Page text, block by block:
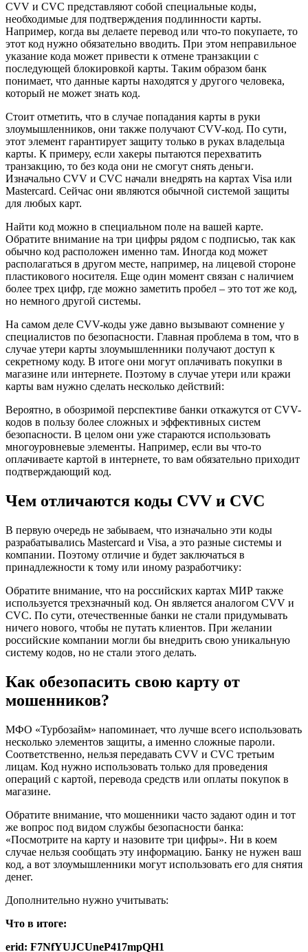
CVV и CVC представляют собой специальные коды,
необходимые для подтверждения подлинности карты.
Например, когда вы делаете перевод или что-то покупаете, то
этот код нужно обязательно вводить. При этом неправильное
указание кода может привести к отмене транзакции с
последующей блокировкой карты. Таким образом банк
понимает, что данные карты находятся у другого человека,
который не может знать код.
Стоит отметить, что в случае попадания карты в руки
злоумышленников, они также получают CVV-код. По сути,
этот элемент гарантирует защиту только в руках владельца
карты. К примеру, если хакеры пытаются перехватить
транзакцию, то без кода они не смогут снять деньги.
Изначально CVV и CVC начали внедрять на картах Visa или
Mastercard. Сейчас они являются обычной системой защиты
для любых карт.
Найти код можно в специальном поле на вашей карте.
Обратите внимание на три цифры рядом с подписью, так как
обычно код расположен именно там. Иногда код может
располагаться в другом месте, например, на лицевой стороне
пластикового носителя. Еще один момент связан с наличием
более трех цифр, где можно заметить пробел – это тот же код,
но немного другой системы.
На самом деле CVV-коды уже давно вызывают сомнение у
специалистов по безопасности. Главная проблема в том, что в
случае утери карты злоумышленники получают доступ к
секретному коду. В итоге они могут оплачивать покупки в
магазине или интернете. Поэтому в случае утери или кражи
карты вам нужно сделать несколько действий:
Вероятно, в обозримой перспективе банки откажутся от CVV-
кодов в пользу более сложных и эффективных систем
безопасности. В целом они уже стараются использовать
многоуровневые элементы. Например, если вы что-то
оплачиваете картой в интернете, то вам обязательно приходит
подтверждающий код.
Чем отличаются коды CVV и CVC
В первую очередь не забываем, что изначально эти коды
разрабатывались Mastercard и Visa, а это разные системы и
компании. Поэтому отличие и будет заключаться в
принадлежности к тому или иному разработчику:
Обратите внимание, что на российских картах МИР также
используется трехзначный код. Он является аналогом CVV и
CVC. По сути, отечественные банки не стали придумывать
ничего нового, чтобы не путать клиентов. При желании
российские компании могли бы внедрить свою уникальную
систему кодов, но не стали этого делать.
Как обезопасить свою карту от
мошенников?
МФО «Турбозайм» напоминает, что лучше всего использовать
несколько элементов защиты, а именно сложные пароли.
Соответственно, нельзя передавать CVV и CVC третьим
лицам. Код нужно использовать только для проведения
операций с картой, перевода средств или оплаты покупок в
магазине.
Обратите внимание, что мошенники часто задают один и тот
же вопрос под видом службы безопасности банка:
«Посмотрите на карту и назовите три цифры». Ни в коем
случае нельзя сообщать эту информацию. Банку не нужен ваш
код, а вот злоумышленники могут использовать его для снятия
денег.
Дополнительно нужно учитывать:
Что в итоге:
erid: F7NfYUJCUneP417mpQH1